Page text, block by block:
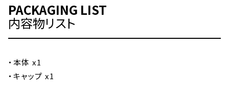
PACKAGING LIST
内容物リスト
・本体 x1
・キャップ x1